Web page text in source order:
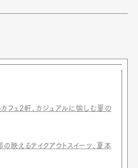
フェ2軒、カジュアルに愉しむ夏の
映えるテイクアウトスイーツ、夏本